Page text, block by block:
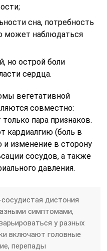
сна, потребность
может наблюдаться
но острой боли
сердца.
вегетативной
совместно:
пара признаков.
кардиалгию (боль в
и изменение в сторону
сосудов, а также
давления.
дистония
симптомами,
у разных
включают головные
перепады